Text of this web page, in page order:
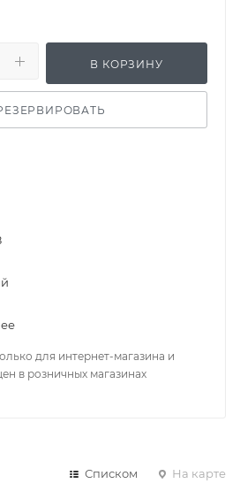
В КОРЗИНУ
для интернет-магазина и
в розничных магазинах
Списком На карте